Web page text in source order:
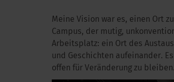
Meine Vision war es, einen Ort
Campus, der mutig,
Arbeitsplatz: ein Ort des
und Geschichten aufeinander.
offen für Veränderung zu bleiben.